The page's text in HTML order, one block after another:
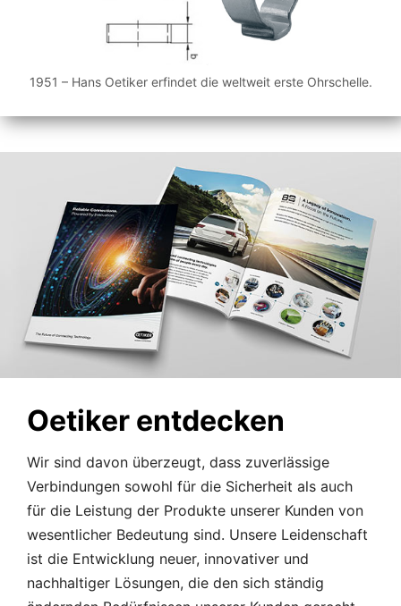
1951 – Hans Oetiker erfindet die weltweit erste Ohrschelle.
Oetiker entdecken
Wir sind davon überzeugt, dass zuverlässige
Verbindungen sowohl für die Sicherheit als auch
für die Leistung der Produkte unserer Kunden von
wesentlicher Bedeutung sind. Unsere Leidenschaft
ist die Entwicklung neuer, innovativer und
nachhaltiger Lösungen, die den sich ständig